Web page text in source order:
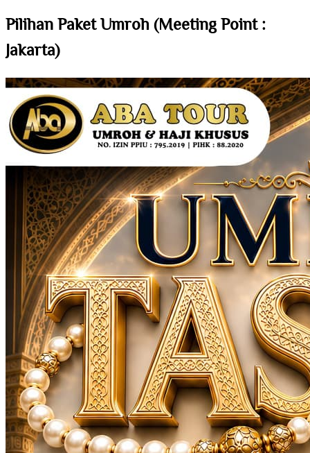
Pilihan Paket Umroh (Meeting Point :
Jakarta)